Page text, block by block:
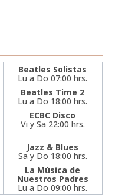
Beatles Solistas
Lu a Do 07:00 hrs.
Beatles Time 2
Lu a Do 18:00 hrs.
ECBC Disco
Vi y Sa 22:00 hrs.
Jazz & Blues
Sa y Do 18:00 hrs.
La Música de
Nuestros Padres
Lu a Do 09:00 hrs.